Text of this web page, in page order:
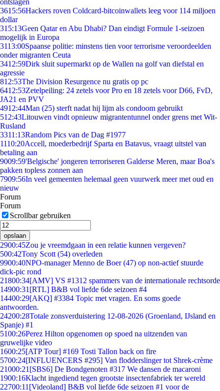
ontslagen
3615:56Hackers roven Coldcard-bitcoinwallets leeg voor 114 miljoen
dollar
315:13Geen Qatar en Abu Dhabi? Dan eindigt Formule 1-seizoen
mogelijk in Europa
3113:00Spaanse politie: minstens tien voor terrorisme veroordeelden
onder migranten Ceuta
3412:59Dirk sluit supermarkt op de Wallen na golf van diefstal en
agressie
812:53The Division Resurgence nu gratis op pc
6412:53Zetelpeiling: 24 zetels voor Pro en 18 zetels voor D66, FvD,
JA21 en PVV
4912:44Man (25) sterft nadat hij lijm als condoom gebruikt
512:43Litouwen vindt opnieuw migrantentunnel onder grens met Wit-
Rusland
3311:13Random Pics van de Dag #1977
1110:20Accell, moederbedrijf Sparta en Batavus, vraagt uitstel van
betaling aan
9009:59'Belgische' jongeren terroriseren Galderse Meren, maar Boa's
pakken topless zonnen aan
7909:56In veel gemeenten helemaal geen vuurwerk meer met oud en
nieuw
Forum
Forum
Scrollbar gebruiken
opslaan
2900:45Zou je vreemdgaan in een relatie kunnen vergeven?
500:42Tony Scott (54) overleden
9900:40NPO-manager Menno de Boer (47) op non-actief stuurde
dick-pic rond
21800:34[AMV] VS #1312 spammers van de internationale rechtsorde
14900:31 [RTL] B&B vol liefde 6de seizoen #4
14400:29[AKQ] #3384 Topic met vragen. En soms goede
antwoorden.
24200:28Totale zonsverduistering 12-08-2026 (Groenland, IJsland en
Spanje) #1
5100:26Perez Hilton opgenomen op spoed na uitzenden van
gruwelijke video
1600:25[ATP Tour] #169 Tosti Tallon back on fire
5700:24[INFLUENCERS #295] Van flodderslinger tot Shrek-crème
21000:21 [SBS6] De Bondgenoten #317 We dansen de macaroni
1900:16Klacht ingediend tegen grootste insectenfabriek ter wereld
22700:11 [Videoland] B&B vol liefde 6de seizoen #1 voor de